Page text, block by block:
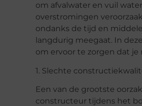
om afvalwater en vuil
overstromingen
ondanks de tijd en
langdurig meegaat. In
om ervoor te zorgen dat
1. Slechte
Een van de grootste
constructeur tijdens het